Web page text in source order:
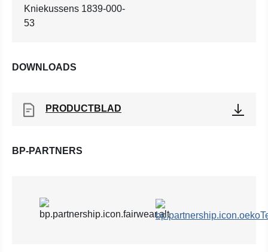
Kniekussens 1839-000-
53
DOWNLOADS
PRODUCTBLAD
BP-PARTNERS